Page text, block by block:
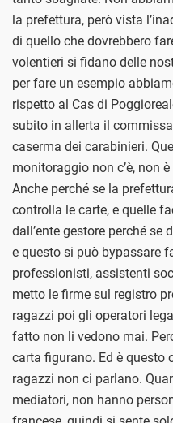
la prefettura, però vista
di quello che dovrebbero
volentieri si fidano delle
per fare un esempio
rispetto al Cas di
subito in allerta il
caserma dei carabinieri.
monitoraggio non c’è, non
Anche perché se la
controlla le carte, e quelle
dall’ente gestore perché se
e questo si può bypassare
professionisti, assistenti
metto le firme sul registro
ragazzi poi gli operatori
fatto non li vedono mai.
carta figurano. Ed è questo
ragazzi non ci parlano.
mediatori, non hanno